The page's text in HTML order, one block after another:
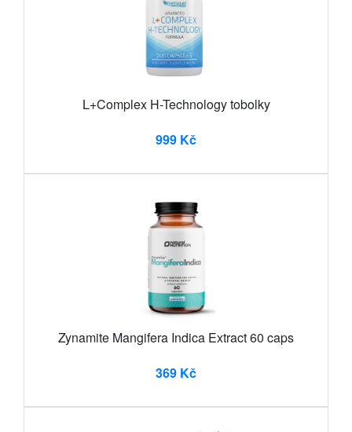
L+Complex H-Technology tobolky
999 Kč
Zynamite Mangifera Indica Extract 60 caps
369 Kč